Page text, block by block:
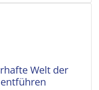
Welt der